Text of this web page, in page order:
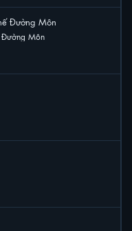
Đường Môn
Đường Môn